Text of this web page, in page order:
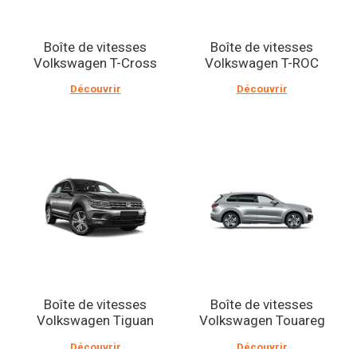
Boîte de vitesses
Volkswagen T-Cross
Découvrir
Boîte de vitesses
Volkswagen T-ROC
Découvrir
Boîte de vitesses
Volkswagen Tiguan
Boîte de vitesses
Volkswagen Touareg